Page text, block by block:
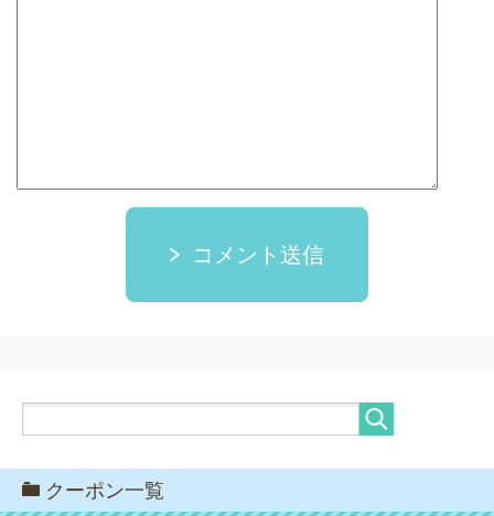
コメント送信
クーポン一覧